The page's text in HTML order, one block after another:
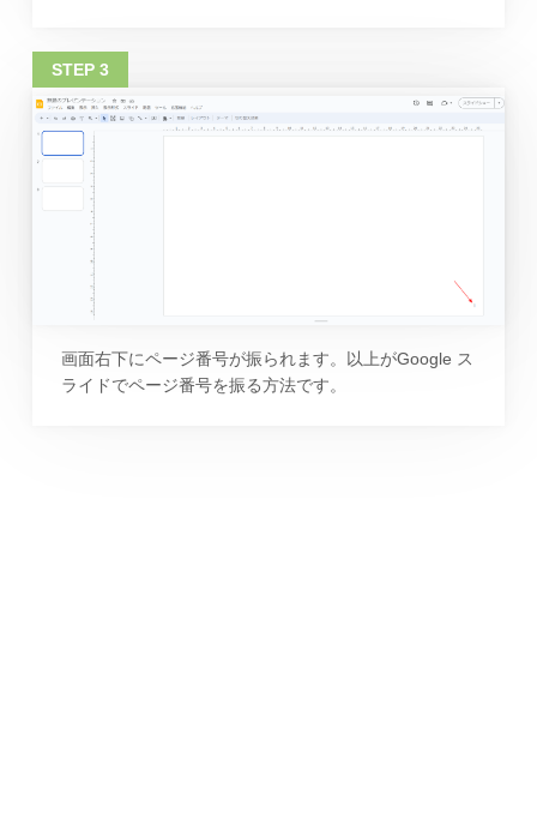
画面右下にページ番号が振られます。以上がGoogle ス
ライドでページ番号を振る方法です。